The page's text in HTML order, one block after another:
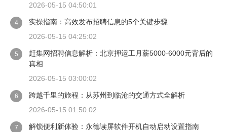
2026-05-15 04:50:01
4
实操指南：高效发布招聘信息的5个关键步骤
2026-05-15 04:25:02
5
赶集网招聘信息解析：北京押运工月薪5000-6000元背后的
真相
2026-05-15 03:00:02
6
跨越千里的旅程：从苏州到临沧的交通方式全解析
2026-05-15 01:50:02
7
解锁便利新体验：永德读屏软件开机自动启动设置指南